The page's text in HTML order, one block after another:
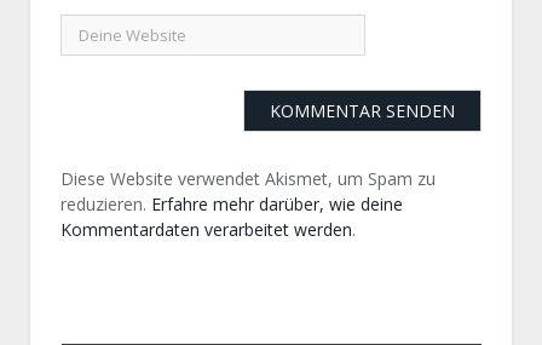
Diese Website verwendet Akismet, um Spam zu
reduzieren. Erfahre mehr darüber, wie deine
Kommentardaten verarbeitet werden.